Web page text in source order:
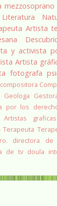
mezzosoprano
Literatura
Artista
y activista
Artista
fotografa
Geologa
por los
Artistas graficas
Terapeuta
directora de
de tv doula